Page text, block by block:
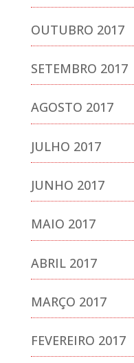
OUTUBRO 2017
SETEMBRO 2017
AGOSTO 2017
JULHO 2017
JUNHO 2017
MAIO 2017
ABRIL 2017
MARÇO 2017
FEVEREIRO 2017